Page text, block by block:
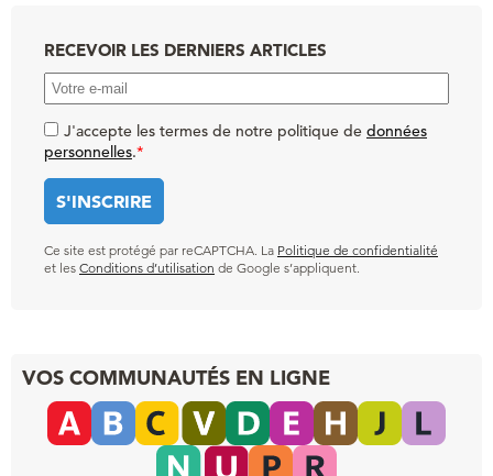
RECEVOIR LES DERNIERS ARTICLES
J'accepte les termes de notre politique de données
personnelles.*
Ce site est protégé par reCAPTCHA. La Politique de confidentialité
et les Conditions d’utilisation de Google s’appliquent.
VOS COMMUNAUTÉS EN LIGNE